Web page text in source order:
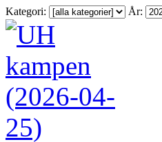
Kategori: År: